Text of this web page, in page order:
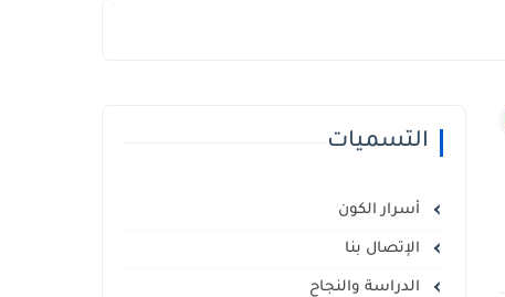
التسميات
أسرار الكون
الإتصال بنا
الدراسة والنجاح